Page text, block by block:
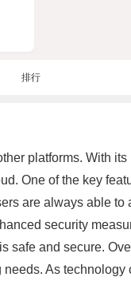
排行
platforms. With
One of the key
are always able to
security
safe and secure.
As technology